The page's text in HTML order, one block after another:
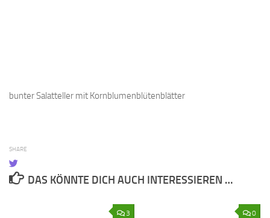
bunter Salatteller mit Kornblumenblütenblätter
SHARE
DAS KÖNNTE DICH AUCH INTERESSIEREN …
3 0